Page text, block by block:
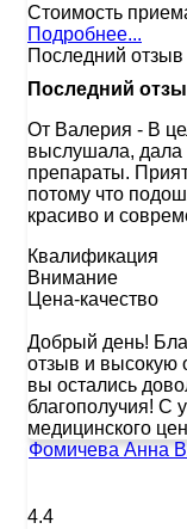
Стоимость
Подробнее...
Последний отзыв
Последний
От Валерия - В
выслушала, дала
препараты.
потому что
красиво и
Квалификация
Внимание
Цена-качество
Добрый день!
отзыв и высокую
вы остались
благополучия! С
медицинского
Фомичева Анна
4.4